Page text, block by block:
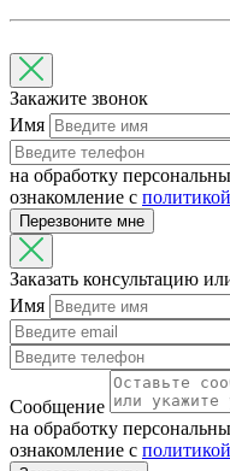
Закажите звонок
Имя
на обработку
ознакомление с
Перезвоните мне
Заказать консультацию
Имя
Cообщение
на обработку
ознакомление с